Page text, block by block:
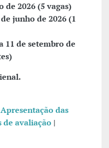
de 2026 (5 vagas)
junho de 2026 (1
11 de setembro de
Apresentação das
de avaliação |